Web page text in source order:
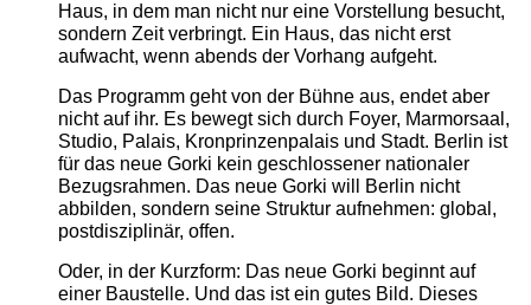
Haus, in dem man nicht nur eine Vorstellung besucht,
sondern Zeit verbringt. Ein Haus, das nicht erst
aufwacht, wenn abends der Vorhang aufgeht.
Das Programm geht von der Bühne aus, endet aber
nicht auf ihr. Es bewegt sich durch Foyer, Marmorsaal,
Studio, Palais, Kronprinzenpalais und Stadt. Berlin ist
für das neue Gorki kein geschlossener nationaler
Bezugsrahmen. Das neue Gorki will Berlin nicht
abbilden, sondern seine Struktur aufnehmen: global,
postdisziplinär, offen.
Oder, in der Kurzform: Das neue Gorki beginnt auf
einer Baustelle. Und das ist ein gutes Bild. Dieses